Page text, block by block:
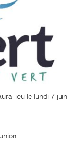
lieu le lundi 7 juin